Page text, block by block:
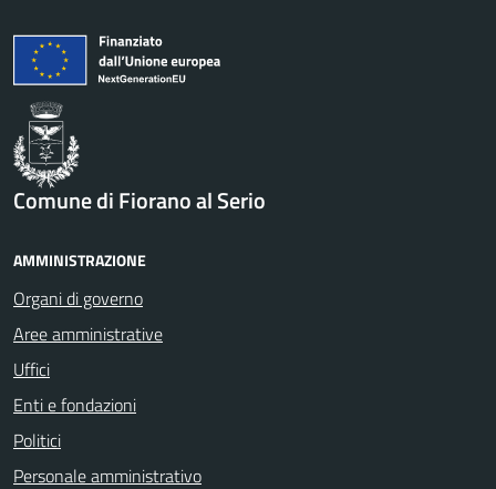
Comune di Fiorano al Serio
AMMINISTRAZIONE
Organi di governo
Aree amministrative
Uffici
Enti e fondazioni
Politici
Personale amministrativo